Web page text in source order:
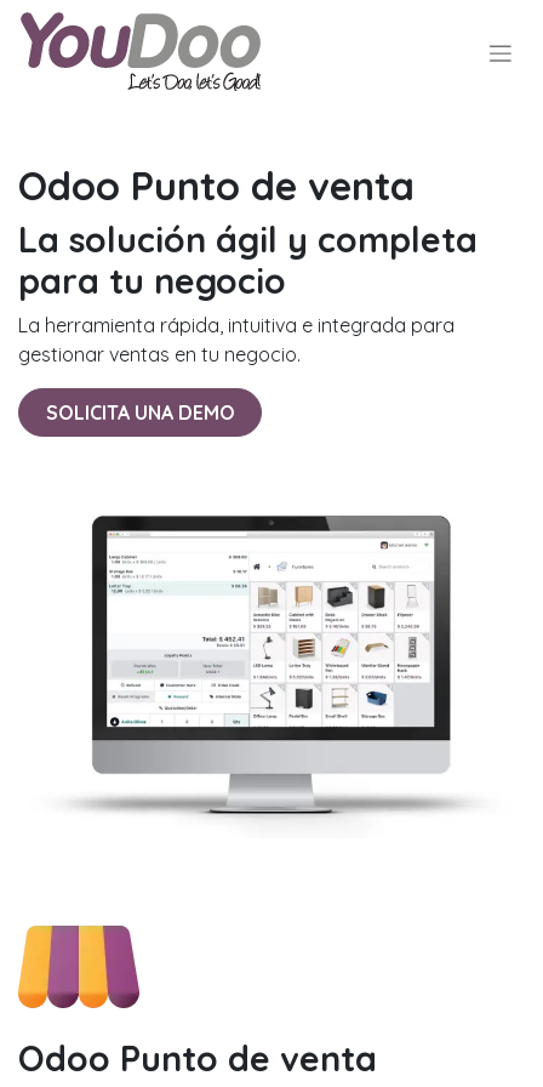
Odoo Punto de venta
La solución ágil y completa
para tu negocio
La herramienta rápida, intuitiva e integrada para
gestionar ventas en tu negocio.
SOLICITA UNA DEMO
Odoo Punto de venta